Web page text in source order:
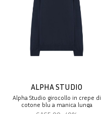
ALPHA STUDIO
Alpha Studio girocollo in crepe di
cotone blu a manica lunga